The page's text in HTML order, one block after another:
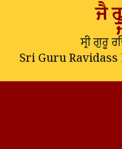
ਜੈ
ਸ੍ਰੀ ਗੁਰੂ
Sri Guru